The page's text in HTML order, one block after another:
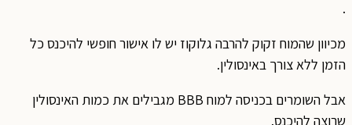
מכיוון שהמוח זקוק להרבה גלוקוז יש לו אישור חופשי להיכנס כל
הזמן ללא צורך באינסולין.
אבל השומרים בכניסה למוח BBB מגבילים את כמות האינסולין
שרוצה להיכנס.